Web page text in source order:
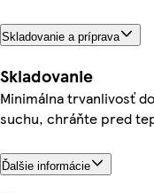
Skladovanie a príprava
Skladovanie
Minimálna trvanlivosť
suchu, chráňte pred
Ďalšie informácie